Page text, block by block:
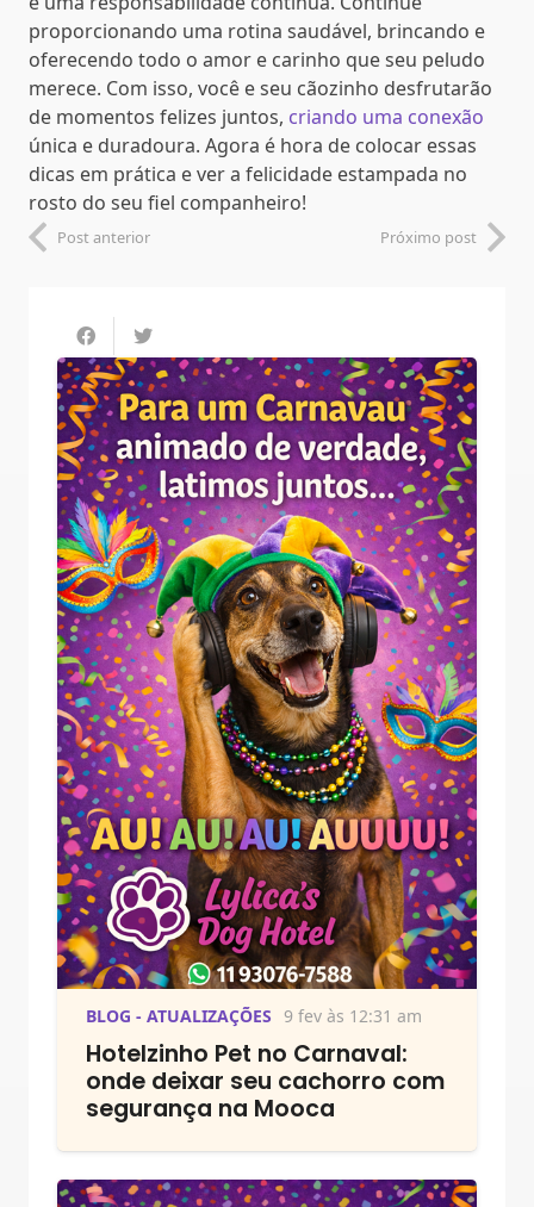
proporcionando uma rotina saudável, brincando e
oferecendo todo o amor e carinho que seu peludo
merece. Com isso, você e seu cãozinho desfrutarão
de momentos felizes juntos, criando uma conexão
única e duradoura. Agora é hora de colocar essas
dicas em prática e ver a felicidade estampada no
rosto do seu fiel companheiro!
Post anterior Próximo post
BLOG - ATUALIZAÇÕES 9 fev às 12:31 am
Hotelzinho Pet no Carnaval:
onde deixar seu cachorro com
segurança na Mooca